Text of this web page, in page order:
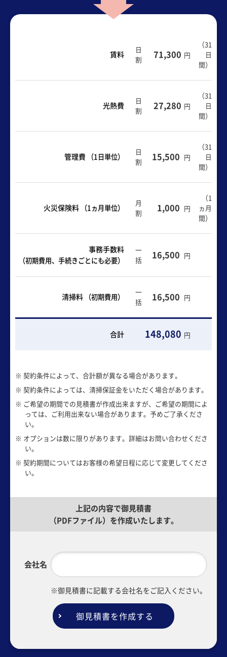
賃料
日
割
71,300 円
（31
日
間）
光熱費
日
割
27,280 円
（31
日
間）
管理費 （1日単位）
日
割
15,500 円
（31
日
間）
火災保険料 （1ヵ月単位）
月
割
1,000 円
（1
ヵ月
間）
事務手数料
（初期費用、手続きごとにも必要）
一
括
16,500 円
清掃料 （初期費用）
一
括
16,500 円
合計 148,080 円
※ 契約条件によって、合計額が異なる場合があります。
※ 契約条件によっては、清掃保証金をいただく場合があります。
※ ご希望の期間での見積書が作成出来ますが、ご希望の期間によ
っては、ご利用出来ない場合があります。予めご了承くださ
い。
※ オプションは数に限りがあります。詳細はお問い合わせくださ
い。
※ 契約期間についてはお客様の希望日程に応じて変更してくださ
い。
上記の内容で御見積書
（PDFファイル）を作成いたします。
会社名
※御見積書に記載する会社名をご記入ください。
御見積書を作成する